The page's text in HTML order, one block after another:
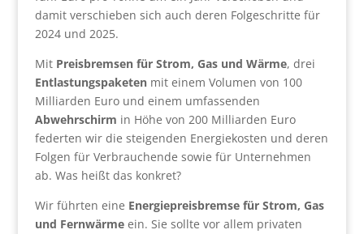
damit verschieben sich auch deren Folgeschritte für
2024 und 2025.
Mit Preisbremsen für Strom, Gas und Wärme, drei
Entlastungspaketenmit einem Volumen von 100
Milliarden Euro und einem umfassenden
Abwehrschirm in Höhe von 200 Milliarden Euro
federten wir die steigenden Energiekosten und deren
Folgen für Verbrauchende sowie für Unternehmen
ab. Was heißt das konkret?
Wir führten eine Energiepreisbremse für Strom, Gas
und Fernwärmeein. Sie sollte vor allem privaten